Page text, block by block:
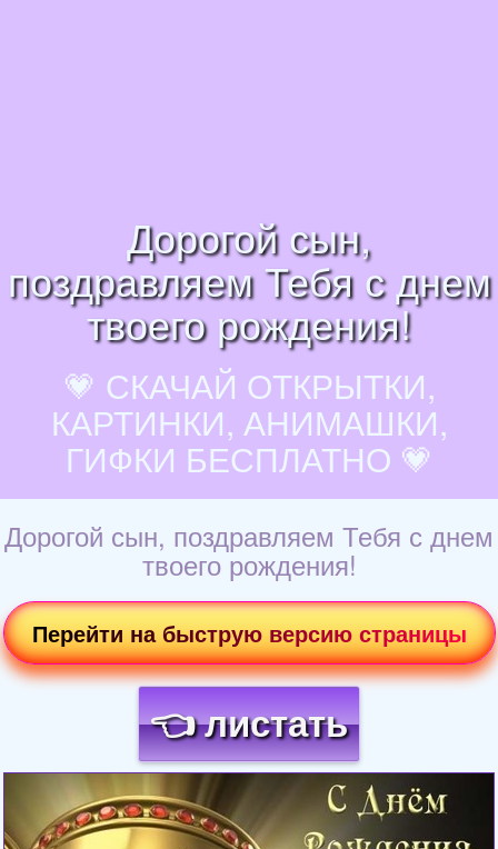
Дорогой сын,
поздравляем Тебя с днем
твоего рождения!
💗 СКАЧАЙ ОТКРЫТКИ,
КАРТИНКИ, АНИМАШКИ,
ГИФКИ БЕСПЛАТНО 💗
Дорогой сын, поздравляем Тебя с днем
твоего рождения!
Перейти на быструю версию страницы
👈 листать
Загрузка картинки...